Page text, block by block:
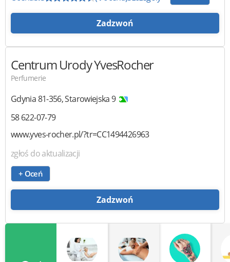
Zadzwoń
Centrum Urody YvesRocher
Perfumerie
Gdynia81-356,Starowiejska 9
58 622-07-79
www.yves-rocher.pl/?tr=CC1494426963
zgłoś do aktualizacji
+ Oceń
Zadzwoń